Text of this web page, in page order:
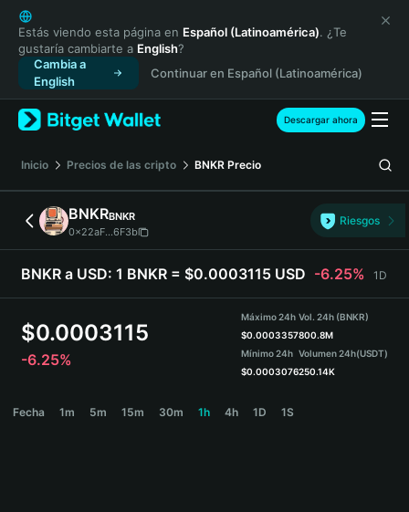
English
日本語
Tiếng Việt
Русский
Español (Latinoamérica)
Türkçe
Français
Deutsch
简体中文
繁體中文
Português (Portugal)
Bahasa Indonesia
ภาษาไทย
Español
Español (Argentina)
Estás viendo esta página en Español (Latinoamérica). ¿Te
gustaría cambiarte a English?
Cambia a
English
Continuar en Español (Latinoamérica)
Descargar ahora
Inicio Precios de las cripto BNKR Precio
BNKRBNKR
0x22aF...6F3b
Riesgos
BNKR a USD: 1 BNKR = $0.0003115 USD -6.25% 1D
$0.0003115
-6.25%
Máximo 24h
$0.0003357
Mínimo 24h
$0.0003076
Vol. 24h (BNKR)
800.8M
Volumen 24h(USDT)
250.14K
Fecha 1m 5m 15m 30m 1h 4h 1D 1S